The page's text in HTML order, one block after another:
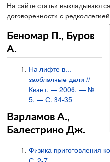
На сайте статьи
договоренности с
Беномар П., Буров
А.
На лифте в...
заоблачные дали //
Квант. — 2006. — №
5. — С. 34-35
Варламов А.,
Балестрино Дж.
Физика